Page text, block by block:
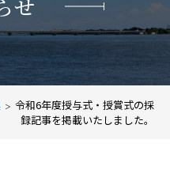
せ
令和6年度授与式・授賞式の採
録記事を掲載いたしました。